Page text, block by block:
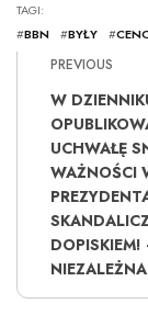
TAGI:
#BBN #BYŁY #
PREVIOUS
W
UCHWAŁĘ
WAŻNOŚCI
DOPISKIEM!
NIEZALEŻNA